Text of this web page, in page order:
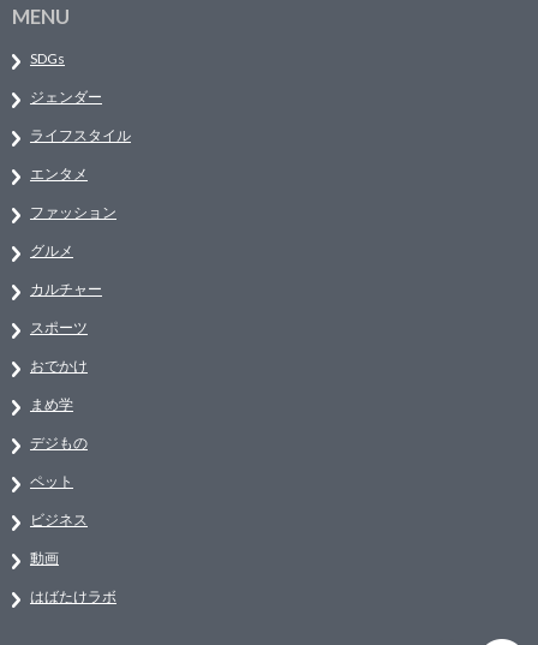
MENU
SDGs
ジェンダー
ライフスタイル
エンタメ
ファッション
グルメ
カルチャー
スポーツ
おでかけ
まめ学
デジもの
ペット
ビジネス
動画
はばたけラボ